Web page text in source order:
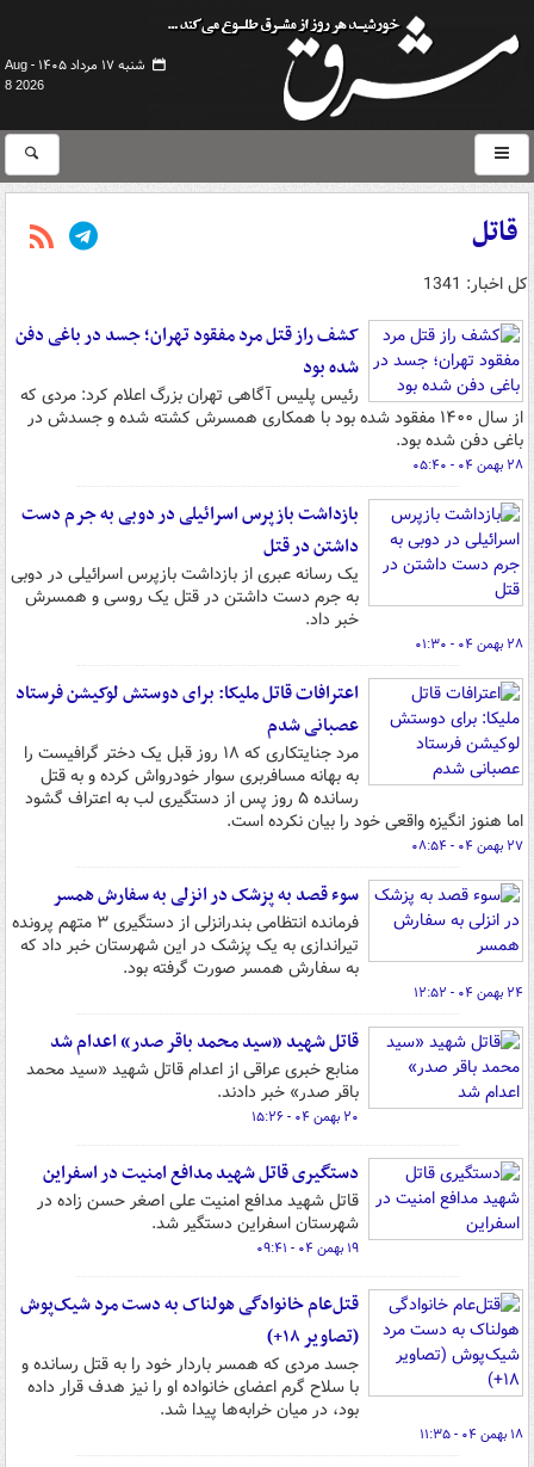
شنبه ۱۷ مرداد ۱۴۰۵ -
Aug
8 2026
قاتل
کل اخبار: 1341
کشف راز قتل مرد مفقود تهران؛ جسد در باغی دفن
شده بود
رئیس پلیس آگاهی تهران بزرگ اعلام کرد: مردی که
از سال ۱۴۰۰ مفقود شده بود با همکاری همسرش کشته شده و جسدش در
باغی دفن شده بود.
۲۸ بهمن ۰۴ - ۰۵:۴۰
بازداشت بازپرس اسرائیلی در دوبی به جرم دست
داشتن در قتل
یک رسانه عبری از بازداشت بازپرس اسرائیلی در دوبی
به جرم دست داشتن در قتل یک روسی و همسرش
خبر داد.
۲۸ بهمن ۰۴ - ۰۱:۳۰
اعترافات قاتل ملیکا: برای دوستش لوکیشن فرستاد
عصبانی شدم
مرد جنایتکاری که ۱۸ روز قبل یک دختر گرافیست را
به بهانه مسافربری سوار خودرواش کرده و به قتل
رسانده ۵ روز پس از دستگیری لب به اعتراف گشود
اما هنوز انگیزه واقعی خود را بیان نکرده است.
۲۷ بهمن ۰۴ - ۰۸:۵۴
سوء قصد به پزشک در انزلی به سفارش همسر
فرمانده انتظامی بندرانزلی از دستگیری ۳ متهم پرونده
تیراندازی به یک پزشک در این شهرستان خبر داد که
به سفارش همسر صورت گرفته بود.
۲۴ بهمن ۰۴ - ۱۲:۵۲
قاتل شهید «سید محمد باقر صدر» اعدام شد
منابع خبری عراقی از اعدام قاتل شهید «سید محمد
باقر صدر» خبر دادند.
۲۰ بهمن ۰۴ - ۱۵:۲۶
دستگیری قاتل شهید مدافع امنیت در اسفراین
قاتل شهید مدافع امنیت علی اصغر حسن زاده در
شهرستان اسفراین دستگیر شد.
۱۹ بهمن ۰۴ - ۰۹:۴۱
قتل‌عام خانوادگی هولناک به دست مرد شیک‌پوش
(تصاویر ۱۸+)
جسد مردی که همسر باردار خود را به قتل رسانده و
با سلاح گرم اعضای خانواده او را نیز هدف قرار داده
بود، در میان خرابه‌ها پیدا شد.
۱۸ بهمن ۰۴ - ۱۱:۳۵